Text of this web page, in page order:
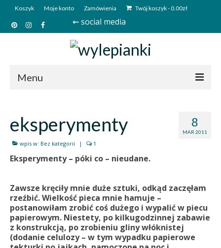
Koszyk Moje konto Zamówienia Twój koszyk-0.00zł
⇜ social media
Menu
Sklep
Kim jesteśmy?
Kontakt
Deutsch
8
MAR 2011
eksperymenty
wpis w: Bez kategorii | 1
Eksperymenty – póki co – nieudane.
Zawsze kręciły mnie duże sztuki, odkąd zaczęłam
rzeźbić. Wielkość pieca mnie hamuje –
postanowiłam zrobić coś dużego i wypalić w piecu
papierowym. Niestety, po kilkugodzinnej zabawie
z konstrukcją, po zrobieniu gliny włóknistej
(dodanie celulozy – w tym wypadku papierowe